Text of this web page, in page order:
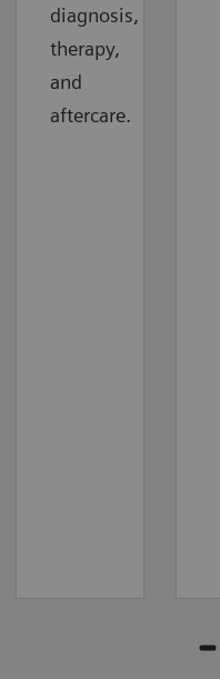
diagnosis,
therapy,
and
aftercare.